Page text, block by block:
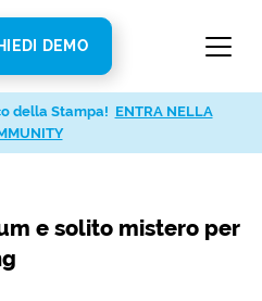
DEMO
e solito mistero per
della Stampa! ENTRA NELLA